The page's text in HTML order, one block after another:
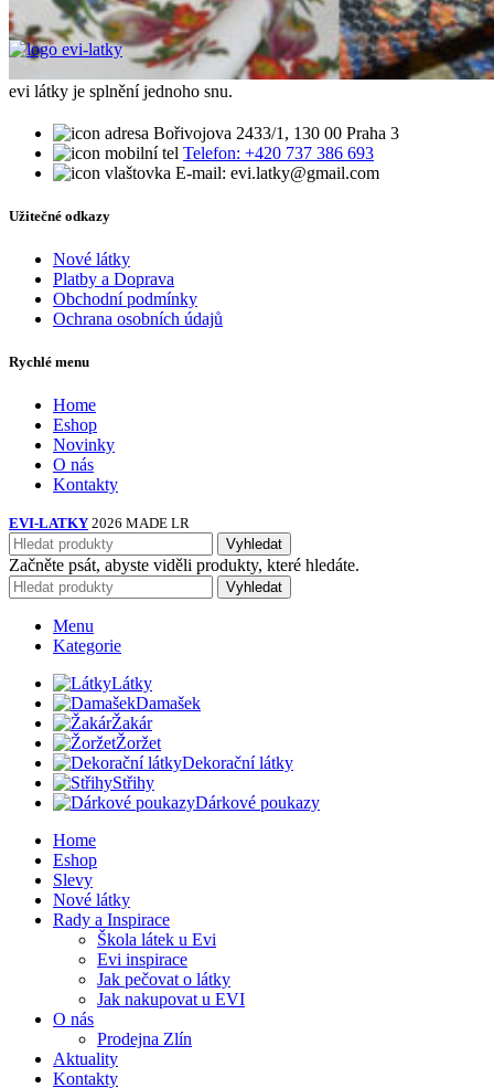
evi látky je splnění jednoho snu.
Bořivojova 2433/1, 130 00 Praha 3
Telefon: +420 737 386 693
E-mail: evi.latky@gmail.com
Užitečné odkazy
Nové látky
Platby a Doprava
Obchodní podmínky
Ochrana osobních údajů
Rychlé menu
Home
Eshop
Novinky
O nás
Kontakty
EVI-LATKY 2026 MADE LR
Vyhledat
Začněte psát, abyste viděli produkty, které hledáte.
Vyhledat
Menu
Kategorie
Látky
Damašek
Žakár
Žoržet
Dekorační látky
Střihy
Dárkové poukazy
Home
Eshop
Slevy
Nové látky
Rady a Inspirace
Škola látek u Evi
Evi inspirace
Jak pečovat o látky
Jak nakupovat u EVI
O nás
Prodejna Zlín
Aktuality
Kontakty